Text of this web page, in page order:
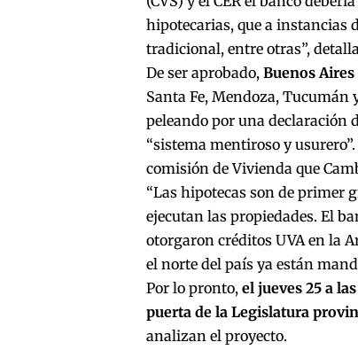
hipotecarias, que a instancias
tradicional, entre otras”,
De ser aprobado, Buenos
Santa Fe, Mendoza,
peleando por una declaración
“sistema mentiroso y
comisión de Vivienda que
“Las hipotecas son de primer
ejecutan las propiedades. El
otorgaron créditos UVA en la
el norte del país ya están
Por lo pronto, el jueves 25 a
puerta de la Legislatura
analizan el proyecto.